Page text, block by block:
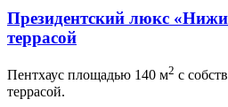
Президентский люкс
террасой
Пентхаус площадью 140 м2 с
террасой.